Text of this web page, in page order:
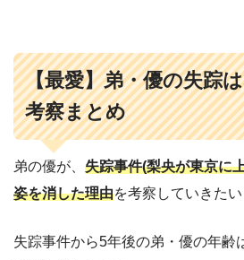
【最愛】弟・優の失踪
考察まとめ
弟の優が、 失踪事件(梨央が東京に
姿を消した理由を考察していきたい
失踪事件から5年後の弟・優の年齢